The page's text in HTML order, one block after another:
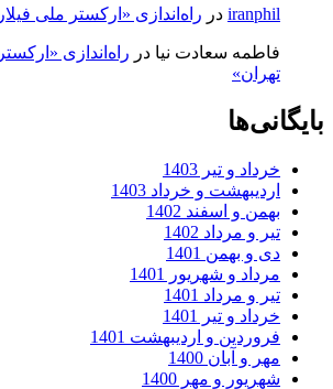
iranphil در راه‌اندازی «ارکستر ملی
فاطمه سعادت نیا در راه‌اندازی
تهران»
بایگانی‌ها
خرداد و تیر 1403
اردیبهشت و خرداد 1403
بهمن و اسفند 1402
تیر و مرداد 1402
دی و بهمن 1401
مرداد و شهریور 1401
تیر و مرداد 1401
خرداد و تیر 1401
فروردین و اردیبهشت 1401
مهر و آبان 1400
شهریور و مهر 1400